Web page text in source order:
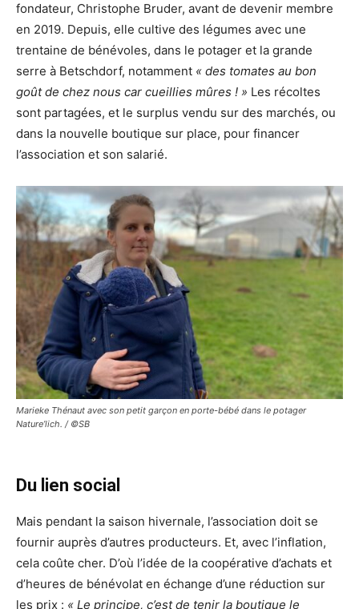
fondateur, Christophe Bruder, avant de devenir membre
en 2019. Depuis, elle cultive des légumes avec une
trentaine de bénévoles, dans le potager et la grande
serre à Betschdorf, notamment « des tomates au bon
goût de chez nous car cueillies mûres ! » Les récoltes
sont partagées, et le surplus vendu sur des marchés, ou
dans la nouvelle boutique sur place, pour financer
l’association et son salarié.
Marieke Thénaut avec son petit garçon en porte-bébé dans le potager
Nature’lich. / ©SB
Du lien social
Mais pendant la saison hivernale, l’association doit se
fournir auprès d’autres producteurs. Et, avec l’inflation,
cela coûte cher. D’où l’idée de la coopérative d’achats et
d’heures de bénévolat en échange d’une réduction sur
les prix : « Le principe, c’est de tenir la boutique le